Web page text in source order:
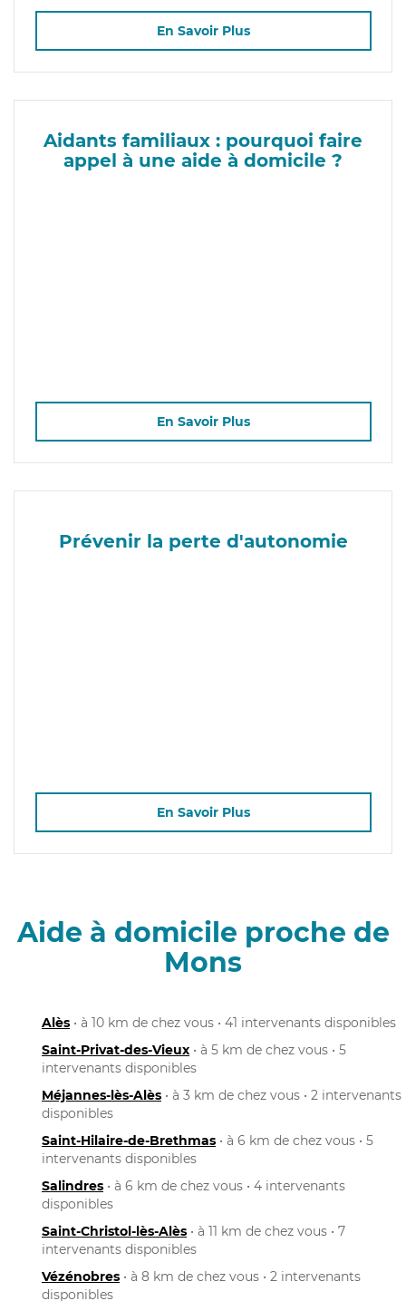
En Savoir Plus
Aidants familiaux : pourquoi faire
appel à une aide à domicile ?
En Savoir Plus
Prévenir la perte d'autonomie
En Savoir Plus
Aide à domicile proche de
Mons
Alès • à 10 km de chez vous • 41 intervenants disponibles
Saint-Privat-des-Vieux • à 5 km de chez vous • 5
intervenants disponibles
Méjannes-lès-Alès • à 3 km de chez vous • 2 intervenants
disponibles
Saint-Hilaire-de-Brethmas • à 6 km de chez vous • 5
intervenants disponibles
Salindres • à 6 km de chez vous • 4 intervenants
disponibles
Saint-Christol-lès-Alès • à 11 km de chez vous • 7
intervenants disponibles
Vézénobres • à 8 km de chez vous • 2 intervenants
disponibles